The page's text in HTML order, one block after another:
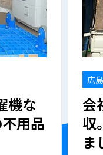
広
会
収
ま
機な
用品